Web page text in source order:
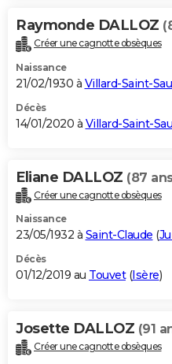
Raymonde DALLOZ
Créer une cagnotte obsèques
Naissance
21/02/1930 à Villard-Saint-
Décès
14/01/2020 à Villard-Saint-
Eliane DALLOZ (87
Créer une cagnotte obsèques
Naissance
23/05/1932 à Saint-Claude (
Décès
01/12/2019 au Touvet(Isère)
Josette DALLOZ (91
Créer une cagnotte obsèques